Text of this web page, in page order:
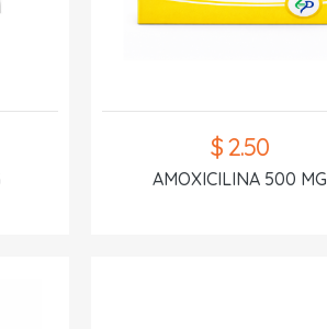
$ 2.50
AMOXICILINA 500 MG